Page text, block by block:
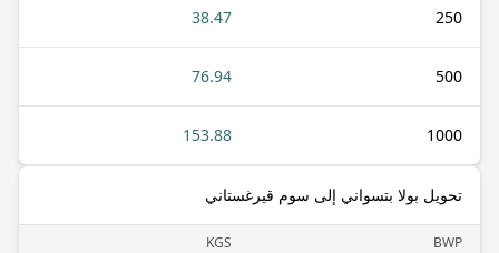
250
38.47
500
76.94
1000
153.88
تحويل بولا بتسواني إلى سوم قيرغستاني
BWP
KGS